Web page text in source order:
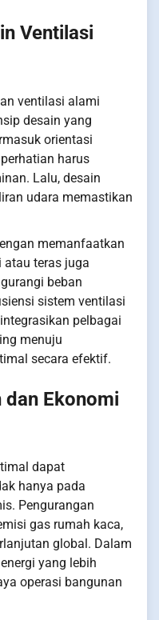
Ventilasi
ventilasi alami
desain yang
orientasi
harus
Lalu, desain
udara memastikan
memanfaatkan
atau teras juga
beban
sistem ventilasi
pelbagai
menuju
secara efektif.
dan Ekonomi
dapat
hanya pada
Pengurangan
gas rumah kaca,
global. Dalam
yang lebih
operasi bangunan